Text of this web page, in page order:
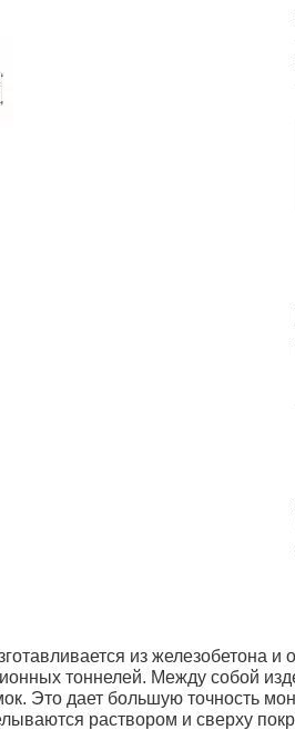
из железобетона
тоннелей. Между собой
Это дает большую
раствором и сверху